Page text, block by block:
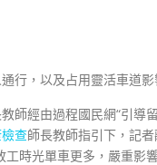
行，以及占用靈活車道
師經由過程國民網“引
查師長教師指引下，記
時光單車更多，嚴重影